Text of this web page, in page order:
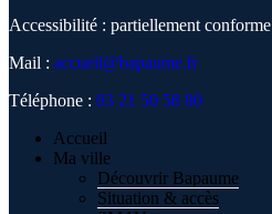
Accessibilité : partiellement conforme
Mail : accueil@bapaume.fr
Téléphone : 03 21 50 58 80
Accueil
Ma ville
Découvrir Bapaume
Situation & accès